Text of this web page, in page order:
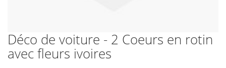
Skip
to
the
Déco de voiture - 2 Coeurs en rotin
avec fleurs ivoires